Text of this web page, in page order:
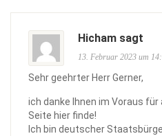
Hicham sagt
13. Februar 2023 um
Sehr geehrter Herr Gerner,
ich danke Ihnen im Voraus
Seite hier finde!
Ich bin deutscher